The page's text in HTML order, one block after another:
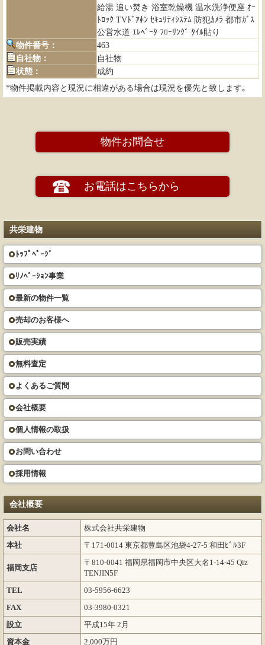
給湯 追い焚き 浴室乾燥機 温水洗浄便座 ｵｰ
ﾄﾛｯｸ TVﾄﾞｱﾎﾝ ｾｷｭﾘﾃｨｼｽﾃﾑ 防犯ｶﾒﾗ 都市ｶﾞｽ
公営水道 ｴﾚﾍﾞｰﾀ ﾌﾛｰﾘﾝｸﾞ ﾀｲﾙ貼り
物件番号：
463
自社物：
自社物
状態：
成約
*物件掲載内容と現況に相違がある場合は現況を優先と致します｡
物件お問合せ
お電話はこちらから
共栄建物
ﾄｯﾌﾟﾍﾟｰｼﾞ
ﾘﾉﾍﾞｰｼｮﾝ事業
最新の物件一覧
売却のお客様へ
販売実績
無料査定
よくあるご質問
会社概要
個人情報の取扱
お問い合わせ
採用情報
会社概要
会社名
株式会社共栄建物
本社
〒171-0014 東京都豊島区池袋4-27-5 和田ﾋﾞﾙ3F
福岡支店
〒810-0041 福岡県福岡市中央区大名1-14-45 Qiz
TENJIN5F
TEL
03-5956-6623
FAX
03-3980-0321
設立
平成15年 2月
資本金
2,000万円